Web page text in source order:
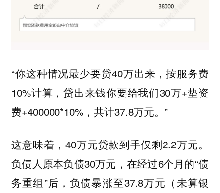
“你这种情况最少要贷40万出来，按服务费
10%计算，贷出来钱你要给我们30万+垫资
费+400000*10%，共计37.8万元。”
这意味着，40万元贷款到手仅剩2.2万元。
负债人原本负债30万元，在经过6个月的“债
务重组”后，负债暴涨至37.8万元（未算银